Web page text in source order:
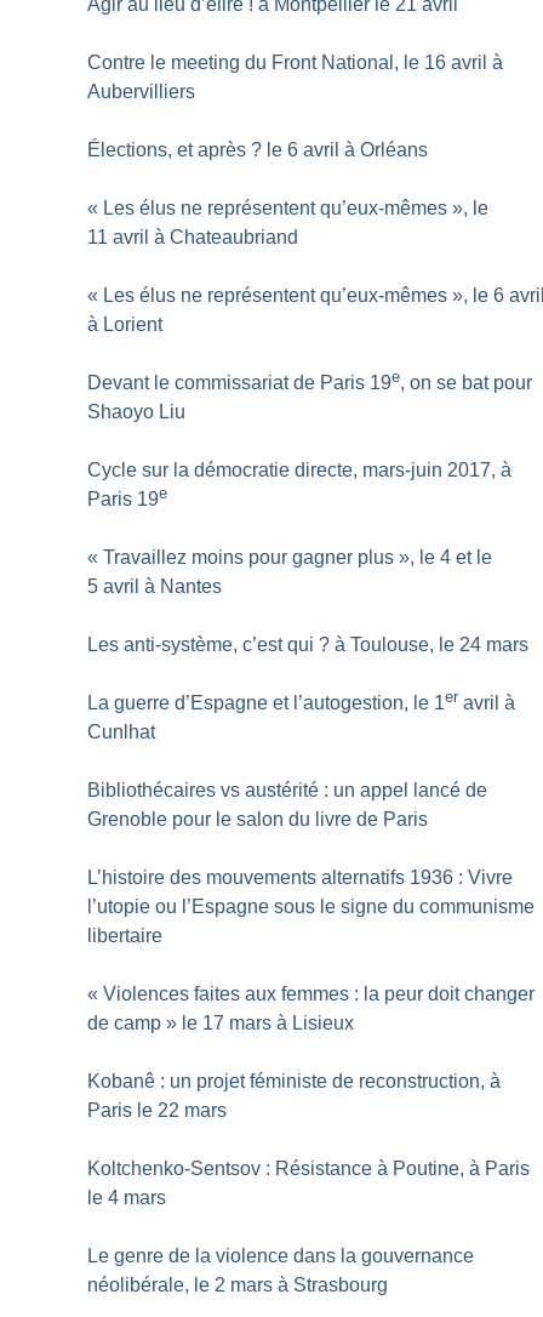
Agir au lieu d’élire ! à Montpellier le 21 avril
Contre le meeting du Front National, le 16 avril à
Aubervilliers
Élections, et après ? le 6 avril à Orléans
« Les élus ne représentent qu’eux-mêmes », le
11 avril à Chateaubriand
« Les élus ne représentent qu’eux-mêmes », le 6
à Lorient
Devant le commissariat de Paris 19e, on se bat pour
Shaoyo Liu
Cycle sur la démocratie directe, mars-juin 2017, à
Paris 19e
« Travaillez moins pour gagner plus », le 4 et le
5 avril à Nantes
Les anti-système, c’est qui ? à Toulouse, le 24 mars
La guerre d’Espagne et l’autogestion, le 1er avril à
Cunlhat
Bibliothécaires vs austérité : un appel lancé de
Grenoble pour le salon du livre de Paris
L’histoire des mouvements alternatifs 1936 : Vivre
l’utopie ou l’Espagne sous le signe du communisme
libertaire
« Violences faites aux femmes : la peur doit changer
de camp » le 17 mars à Lisieux
Kobanê : un projet féministe de reconstruction, à
Paris le 22 mars
Koltchenko-Sentsov : Résistance à Poutine, à Paris
le 4 mars
Le genre de la violence dans la gouvernance
néolibérale, le 2 mars à Strasbourg